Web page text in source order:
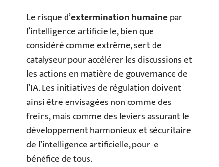
Le risque d’extermination humainepar
l’intelligence artificielle, bien que
considéré comme extrême, sert de
catalyseur pour accélérer les discussions et
les actions en matière de gouvernance de
l’IA. Les initiatives de régulation doivent
ainsi être envisagées non comme des
freins, mais comme des leviers assurant le
développement harmonieux et sécuritaire
de l’intelligence artificielle, pour le
bénéfice de tous.